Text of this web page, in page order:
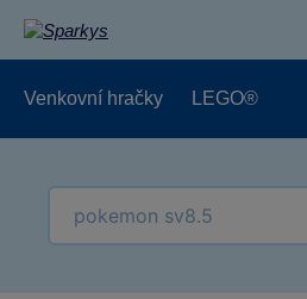
Venkovní hračky LEGO®